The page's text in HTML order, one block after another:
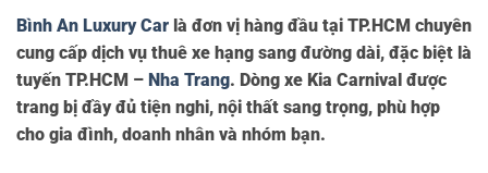
Bình An Luxury Car là đơn vị hàng đầu tại TP.HCM chuyên
cung cấp dịch vụ thuê xe hạng sang đường dài, đặc biệt là
tuyến TP.HCM – Nha Trang. Dòng xe Kia Carnival được
trang bị đầy đủ tiện nghi, nội thất sang trọng, phù hợp
cho gia đình, doanh nhân và nhóm bạn.